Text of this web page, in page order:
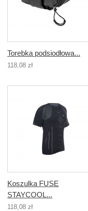
Torebka podsiodłowa...
118,08 zł
Koszulka FUSE
STAYCOOL...
118,08 zł